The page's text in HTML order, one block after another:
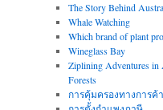
The Story Behind
Whale Watching
Which brand of plant
Wineglass Bay
Ziplining Adventures in
Forests
การคุ้มครองทางการค้า